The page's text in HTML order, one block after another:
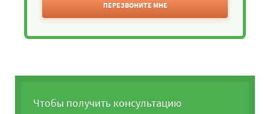
ПЕРЕЗВОНИТЕ МНЕ
Чтобы получить консультацию